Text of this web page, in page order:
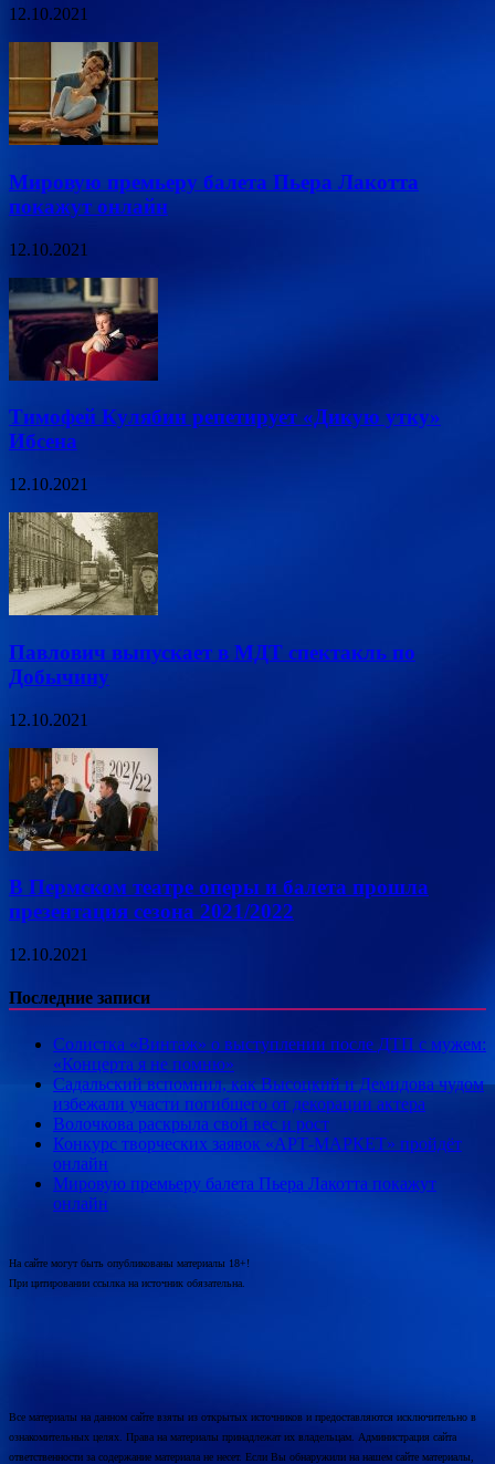
12.10.2021
Мировую премьеру балета Пьера Лакотта
покажут онлайн
12.10.2021
Тимофей Кулябин репетирует «Дикую утку»
Ибсена
12.10.2021
Павлович выпускает в МДТ спектакль по
Добычину
12.10.2021
В Пермском театре оперы и балета прошла
презентация сезона 2021/2022
12.10.2021
Последние записи
Солистка «Винтаж» о выступлении после ДТП с мужем:
«Концерта я не помню»
Садальский вспомнил, как Высоцкий и Демидова чудом
избежали участи погибшего от декорации актера
Волочкова раскрыла свой вес и рост
Конкурс творческих заявок «АРТ-МАРКЕТ» пройдёт
онлайн
Мировую премьеру балета Пьера Лакотта покажут
онлайн
На сайте могут быть опубликованы материалы 18+!
При цитировании ссылка на источник обязательна.
Все материалы на данном сайте взяты из открытых источников и предоставляются исключительно в
ознакомительных целях. Права на материалы принадлежат их владельцам. Администрация сайта
ответственности за содержание материала не несет. Если Вы обнаружили на нашем сайте материалы,